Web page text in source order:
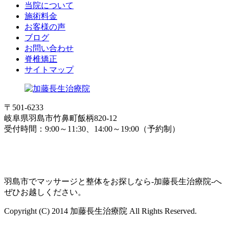
当院について
施術料金
お客様の声
ブログ
お問い合わせ
脊椎矯正
サイトマップ
〒501-6233
岐阜県羽島市竹鼻町飯柄820-12
受付時間：9:00～11:30、14:00～19:00（予約制）
羽島市でマッサージと整体をお探しなら-加藤長生治療院-へ
ぜひお越しください。
Copyright (C) 2014 加藤長生治療院 All Rights Reserved.